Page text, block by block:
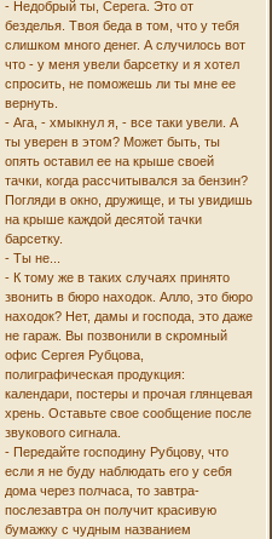
- Недобрый ты, Серега. Это от
безделья. Твоя беда в том, что у тебя
слишком много денег. А случилось вот
что - у меня увели барсетку и я хотел
спросить, не поможешь ли ты мне ее
вернуть.
- Ага, - хмыкнул я, - все таки увели. А
ты уверен в этом? Может быть, ты
опять оставил ее на крыше своей
тачки, когда рассчитывался за бензин?
Погляди в окно, дружище, и ты увидишь
на крыше каждой десятой тачки
барсетку.
- Ты не...
- К тому же в таких случаях принято
звонить в бюро находок. Алло, это бюро
находок? Нет, дамы и господа, это даже
не гараж. Вы позвонили в скромный
офис Сергея Рубцова,
полиграфическая продукция:
календари, постеры и прочая глянцевая
хрень. Оставьте свое сообщение после
звукового сигнала.
- Передайте господину Рубцову, что
если я не буду наблюдать его у себя
дома через полчаса, то завтра-
послезавтра он получит красивую
бумажку с чудным названием